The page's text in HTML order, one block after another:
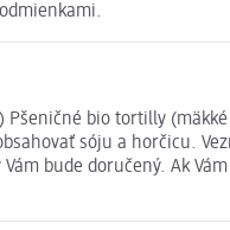
bio tortilly
sóju a horčicu.
bude doručený. Ak